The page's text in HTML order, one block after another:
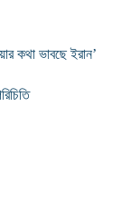
কথা ভাবছে ইরান’